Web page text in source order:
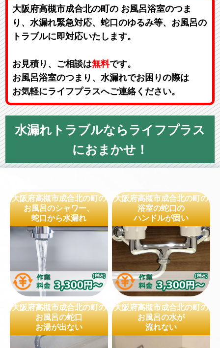
大阪府高槻市成合北の町の お風呂浴室のつま
り、水漏れ緊急対応、蛇口のゆるみ等、お風呂の
トラブルに即対応いたします。
お見積り、ご相談は無料です。
お風呂浴室のつまり、水漏れでお困りの際は
お気軽にライフプラスへご連絡ください。
水漏れトラブルならライフプラス
におまかせ！
大阪府高槻市成合北の町の
お風呂のシャワー、
蛇口から水漏れ
大阪府高槻市成合北の町の
浴室の蛇口の
ハンドルが固い
大阪府高槻市成合北の町の
お風呂の蛇口
お湯が出ない
大阪府高槻市成合北の町の
お風呂の水が
流れない